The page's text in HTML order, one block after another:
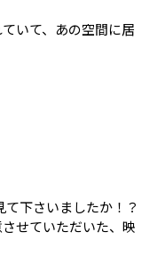
いて、あの空間に居
下さいましたか！？
せていただいた、映